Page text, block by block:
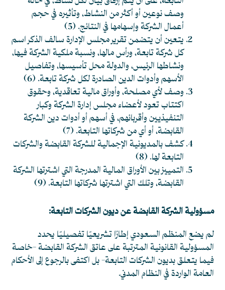
وصف نوعين أو أكثر من النشاط، وتأثيره في حجم
أعمال الشركة وإسهامها في النتائج. (5)
يتعين أن يتضمن تقرير مجلس الإدارة سالف الذكر اسم
كل شركة تابعة، ورأس مالها، ونسبة ملكية الشركة فيها،
ونشاطها الرئيس، والدولة محل تأسيسها، وتفاصيل
الأسهم وأدوات الدين الصادرة لكل شركة تابعة. (6)
وصف لأي مصلحة، وأوراق مالية تعاقدية، وحقوق
اكتتاب تعود لأعضاء مجلس إدارة الشركة وكبار
التنفيذيين وأقربائهم، في أسهم أو أدوات دين الشركة
القابضة، أو أي من شركاتها التابعة. (7)
كشف بالمديونية الإجمالية للشركة القابضة والشركات
التابعة لها. (8)
التمييز بين الأوراق المالية المدرجة التي اشترتها الشركة
القابضة، وتلك التي اشترتها شركاتها التابعة. (9)
مسؤولية الشركة القابضة عن ديون الشركات التابعة:
لم يضع المنظم السعودي إطارًا تشريعيًا تفصيليًا يحدد
المسؤولية القانونية المترتبة على عاتق الشركة القابضة -خاصة
فيما يتعلق بديون الشركات التابعة- بل اكتفى بالرجوع إلى الأحكام
العامة الواردة في النظام المدني.